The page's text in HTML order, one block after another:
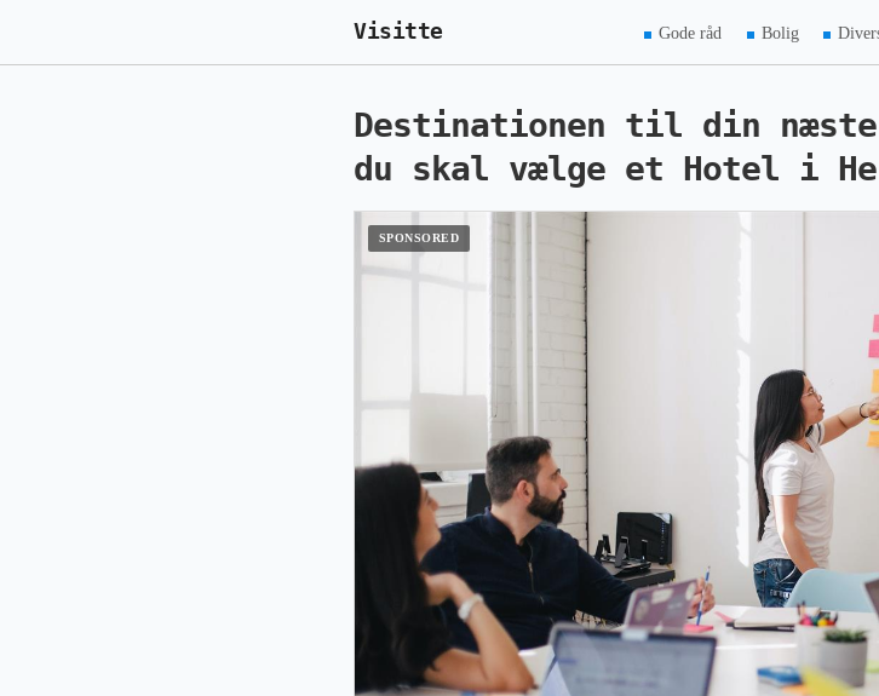
Visitte Gode råd Bolig
Destinationen til din
du skal vælge et Hotel i